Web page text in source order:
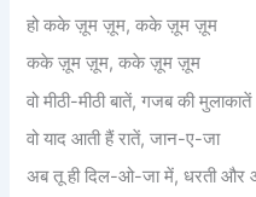
हो कके ज़ूम ज़ूम, कके ज़ूम ज़ूम
कके ज़ूम ज़ूम, कके ज़ूम ज़ूम
वो मीठी-मीठी बातें, गजब की मुलाकातें
वो याद आती हैं रातें, जान-ए-जा
अब तू ही दिल-ओ-जा में, धरती और